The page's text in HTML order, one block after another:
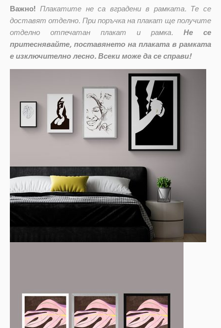
Важно! Плакатите не са вградени в рамката. Те се
доставят отделно. При поръчка на плакат ще получите
отделно отпечатан плакат и рамка.
Не се
притеснявайте, поставянето на плаката в рамката
е изключително лесно. Всеки може да се справи!